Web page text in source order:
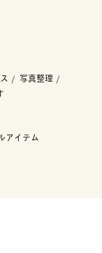
写真整理
アイテム